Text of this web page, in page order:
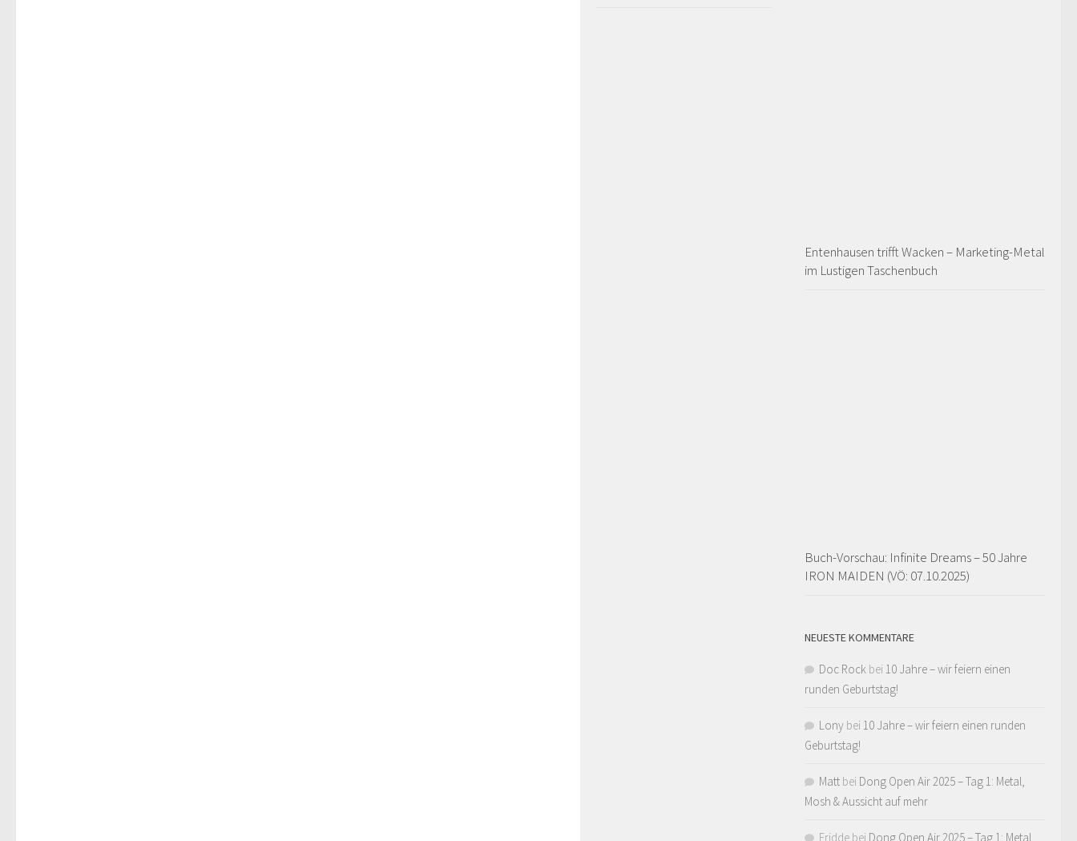
Entenhausen trifft Wacken – Marketing-Metal
im Lustigen Taschenbuch
Buch-Vorschau: Infinite Dreams – 50 Jahre
IRON MAIDEN (VÖ: 07.10.2025)
NEUESTE KOMMENTARE
Doc Rock bei 10 Jahre – wir feiern einen
runden Geburtstag!
Lony bei 10 Jahre – wir feiern einen runden
Geburtstag!
Matt bei Dong Open Air 2025 – Tag 1: Metal,
Mosh & Aussicht auf mehr
Fridde bei Dong Open Air 2025 – Tag 1: Metal,